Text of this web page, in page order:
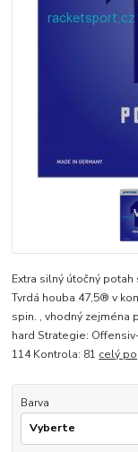
Extra silný útočný
Tvrdá houba 47,5® v
spin. , vhodný zejména
hard Strategie:
114 Kontrola: 81 celý
Barva